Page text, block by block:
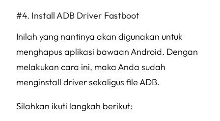
Install ADB Driver Fastboot
Inilah yang nantinya akan digunakan untuk
menghapus aplikasi bawaan Android. Dengan
melakukan cara ini, maka Anda sudah
menginstall driver sekaligus file ADB.
Silahkan ikuti langkah berikut: